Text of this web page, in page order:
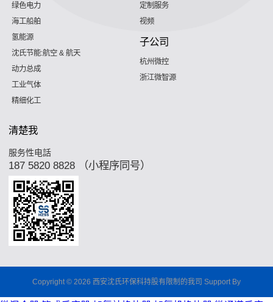
绿色电力
海工船舶
氢能源
沈氏节能:航空 & 航天
动力总成
工业气体
精细化工
定制服务
视频
子公司
杭州微控
浙江微智源
清楚我
服务性电話
187 5820 8828 （小程序同号）
Copyright © 2026 西安沈氏环保科持股有限制的我司 Support By